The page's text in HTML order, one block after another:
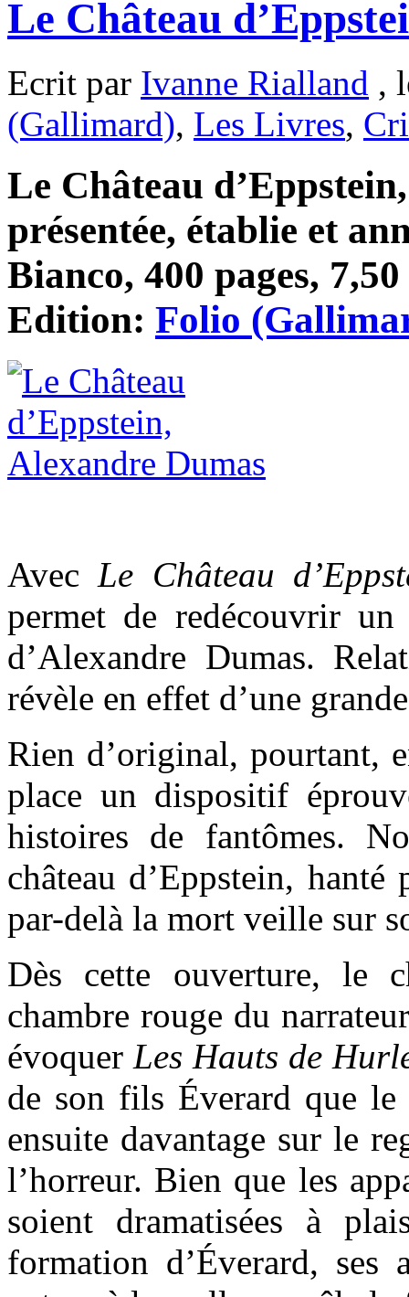
Le Château
Ecrit par Ivanne Rialland ,
(Gallimard), Les Livres,
Le Château
présentée, établie et
Bianco, 400 pages,
Edition: Folio
AvecLe Château
permet de redécouvrir
d’Alexandre Dumas.
révèle en effet d’une
Rien d’original, pourtant,
place un dispositif
histoires de fantômes.
château d’Eppstein,
par-delà la mort veille sur
Dès cette ouverture, le
chambre rouge du
évoquer Les Hauts de
de son fils Éverard que le
ensuite davantage sur le
l’horreur. Bien que les
soient dramatisées à
formation d’Éverard,